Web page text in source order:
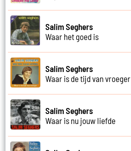
Salim Seghers
Waar het goed is
Salim Seghers
Waar is de tijd van vroeger
Salim Seghers
Waar is nu jouw liefde